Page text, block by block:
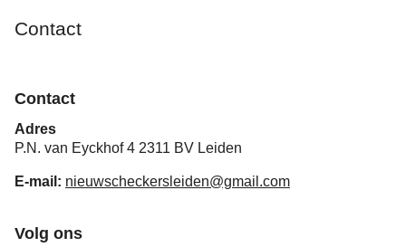
Contact
Contact
Adres
P.N. van Eyckhof 4 2311 BV Leiden
E-mail: nieuwscheckersleiden@gmail.com
Volg ons